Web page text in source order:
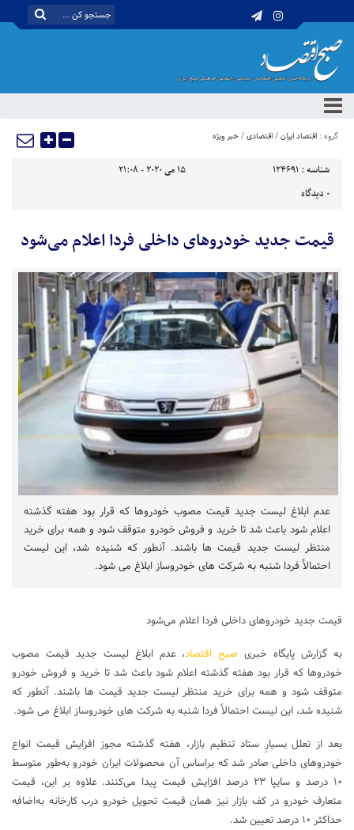
گروه : اقتصاد ایران/اقتصادی/خبر ویژه
شناسه : 124691
15 می 2020 - 21:08
0 دیدگاه
قیمت جدید خودروهای داخلی فردا اعلام می‌شود
عدم ابلاغ لیست جدید قیمت مصوب خودروها که قرار بود هفته گذشته
اعلام شود باعث شد تا خرید و فروش خودرو متوقف شود و همه برای خرید
منتظر لیست جدید قیمت ها باشند. آنطور که شنیده شد، این لیست
احتمالاً فردا شنبه به شرکت های خودروساز ابلاغ می شود.
قیمت جدید خودروهای داخلی فردا اعلام می‌شود
به گزارش پایگاه خبری صبح اقتصاد، عدم ابلاغ لیست جدید قیمت مصوب
خودروها که قرار بود هفته گذشته اعلام شود باعث شد تا خرید و فروش خودرو
متوقف شود و همه برای خرید منتظر لیست جدید قیمت ها باشند. آنطور که
شنیده شد، این لیست احتمالاً فردا شنبه به شرکت های خودروساز ابلاغ می شود.
بعد از تعلل بسیارِ ستاد تنظیم بازار، هفته گذشته مجوز افزایش قیمت انواع
خودروهای داخلی صادر شد که براساس آن محصولات ایران خودرو به‌طور متوسط
۱۰ درصد و سایپا ۲۳ درصد افزایش قیمت پیدا می‌کنند. علاوه بر این، قیمت
متعارف خودرو در کف بازار نیز همان قیمت تحویل خودرو درب کارخانه به‌اضافه
حداکثر ۱۰ درصد تعیین شد.